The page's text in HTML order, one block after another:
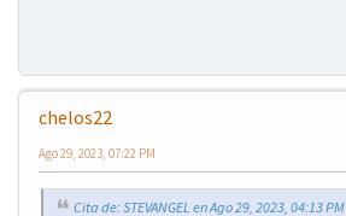
chelos22
Ago 29, 2023, 07:22 PM
Cita de: STEVANGEL en Ago 29, 2023, 04:13 PM